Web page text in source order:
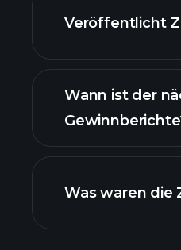
Veröffentlicht
Wann ist der
Was waren die